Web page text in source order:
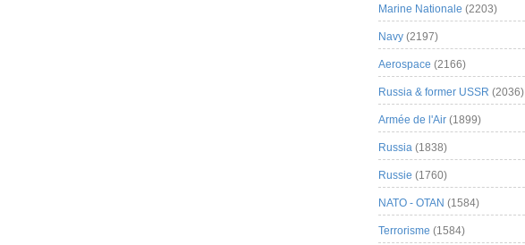
Marine Nationale (2203)
Navy (2197)
Aerospace (2166)
Russia & former USSR (2036)
Armée de l'Air (1899)
Russia (1838)
Russie (1760)
NATO - OTAN (1584)
Terrorisme (1584)